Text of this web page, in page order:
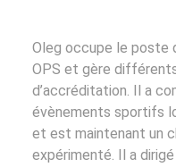
Oleg occupe le poste
OPS et gère
d’accréditation. Il a
évènements sportifs
et est maintenant un
expérimenté. Il a